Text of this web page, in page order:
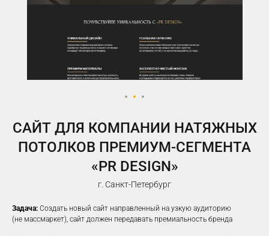
САЙТ ДЛЯ КОМПАНИИ НАТЯЖНЫХ
ПОТОЛКОВ ПРЕМИУМ-СЕГМЕНТА
«PR DESIGN»
г. Санкт-Петербург
Задача: Создать новый сайт направленный на узкую аудиторию
(не массмаркет), сайт должен передавать премиальность бренда
НАСТРОИМ
ТАРГЕТИРОВАННУЮ
РЕКЛАМУ НА ВАШУ ЦА